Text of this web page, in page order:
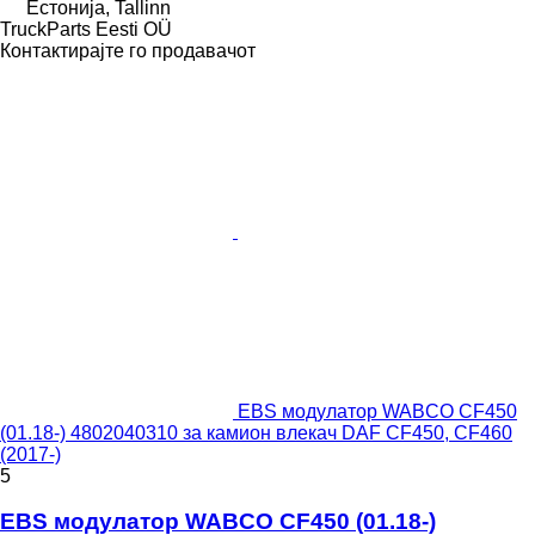
Естонија, Tallinn
TruckParts Eesti OÜ
Контактирајте го продавачот
EBS модулатор WABCO CF450
(01.18-) 4802040310 за камион влекач DAF CF450, CF460
(2017-)
5
EBS модулатор WABCO CF450 (01.18-)